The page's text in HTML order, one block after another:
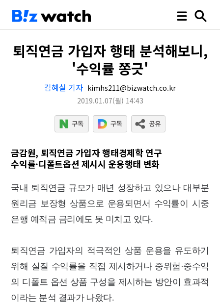
퇴직연금 가입자 행태 분석해보니,
'수익률 쫑긋'
김혜실 기자 kimhs211@bizwatch.co.kr
2019.01.07(월) 14:43
금감원, 퇴직연금 가입자 행태경제학 연구
수익률·디폴트옵션 제시시 운용행태 변화
국내 퇴직연금 규모가 매년 성장하고 있으나 대부분
원리금 보장형 상품으로 운용되면서 수익률이 시중
은행 예적금 금리에도 못 미치고 있다.
퇴직연금 가입자의 적극적인 상품 운용을 유도하기
위해 실질 수익률을 직접 제시하거나 중위험·중수익
의 디폴트 옵션 상품 구성을 제시하는 방안이 효과적
이라는 분석 결과가 나왔다.